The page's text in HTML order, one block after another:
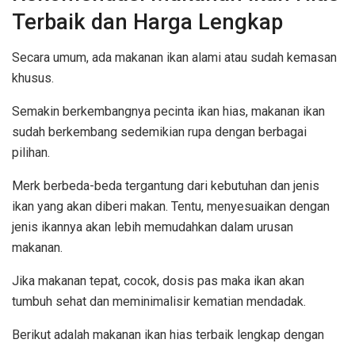
Terbaik dan Harga Lengkap
Secara umum, ada makanan ikan alami atau sudah kemasan
khusus.
Semakin berkembangnya pecinta ikan hias, makanan ikan
sudah berkembang sedemikian rupa dengan berbagai
pilihan.
Merk berbeda-beda tergantung dari kebutuhan dan jenis
ikan yang akan diberi makan. Tentu, menyesuaikan dengan
jenis ikannya akan lebih memudahkan dalam urusan
makanan.
Jika makanan tepat, cocok, dosis pas maka ikan akan
tumbuh sehat dan meminimalisir kematian mendadak.
Berikut adalah makanan ikan hias terbaik lengkap dengan